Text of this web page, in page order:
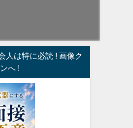
人は特に必読 ! 画像ク
へ !